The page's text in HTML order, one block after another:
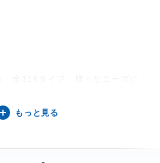
利と快適さで暮らしやすいアイラ
もっと見る